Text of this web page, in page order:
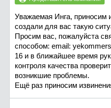
Уважаемая Инга, приносим
создали для вас такую
Просим вас, пожалуйста
способом: email:
16 и в ближайшее время
контроля качества
возникшие проблемы.
Ещё раз приносим